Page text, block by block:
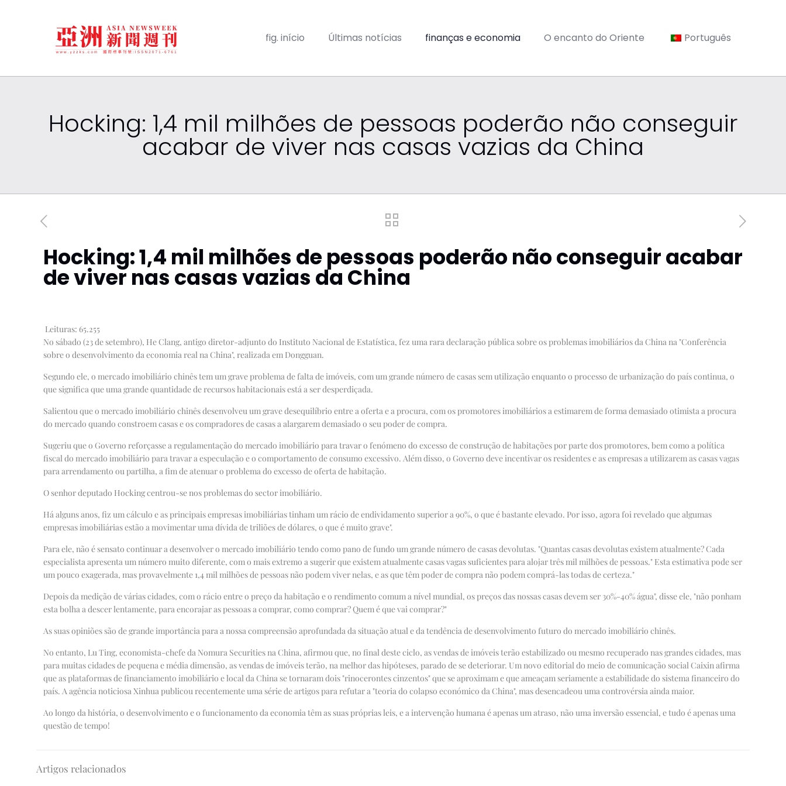
fig. início Últimas notícias finanças e economia O encanto do Oriente Português
Hocking: 1,4 mil milhões de pessoas poderão não conseguir
acabar de viver nas casas vazias da China
Hocking: 1,4 mil milhões de pessoas poderão não conseguir acabar
de viver nas casas vazias da China
Leituras: 65.255
No sábado (23 de setembro), He Clang, antigo diretor-adjunto do Instituto Nacional de Estatística, fez uma rara declaração pública sobre os problemas imobiliários da China na "Conferência
sobre o desenvolvimento da economia real na China", realizada em Dongguan.
Segundo ele, o mercado imobiliário chinês tem um grave problema de falta de imóveis, com um grande número de casas sem utilização enquanto o processo de urbanização do país continua, o
que significa que uma grande quantidade de recursos habitacionais está a ser desperdiçada.
Salientou que o mercado imobiliário chinês desenvolveu um grave desequilíbrio entre a oferta e a procura, com os promotores imobiliários a estimarem de forma demasiado otimista a procura
do mercado quando constroem casas e os compradores de casas a alargarem demasiado o seu poder de compra.
Sugeriu que o Governo reforçasse a regulamentação do mercado imobiliário para travar o fenómeno do excesso de construção de habitações por parte dos promotores, bem como a política
fiscal do mercado imobiliário para travar a especulação e o comportamento de consumo excessivo. Além disso, o Governo deve incentivar os residentes e as empresas a utilizarem as casas vagas
para arrendamento ou partilha, a fim de atenuar o problema do excesso de oferta de habitação.
O senhor deputado Hocking centrou-se nos problemas do sector imobiliário.
Há alguns anos, fiz um cálculo e as principais empresas imobiliárias tinham um rácio de endividamento superior a 90%, o que é bastante elevado. Por isso, agora foi revelado que algumas
empresas imobiliárias estão a movimentar uma dívida de triliões de dólares, o que é muito grave".
Para ele, não é sensato continuar a desenvolver o mercado imobiliário tendo como pano de fundo um grande número de casas devolutas. "Quantas casas devolutas existem atualmente? Cada
especialista apresenta um número muito diferente, com o mais extremo a sugerir que existem atualmente casas vagas suficientes para alojar três mil milhões de pessoas." Esta estimativa pode ser
um pouco exagerada, mas provavelmente 1,4 mil milhões de pessoas não podem viver nelas, e as que têm poder de compra não podem comprá-las todas de certeza."
Depois da medição de várias cidades, com o rácio entre o preço da habitação e o rendimento comum a nível mundial, os preços das nossas casas devem ser 30%-40% água", disse ele, "não ponham
esta bolha a descer lentamente, para encorajar as pessoas a comprar, como comprar? Quem é que vai comprar?"
As suas opiniões são de grande importância para a nossa compreensão aprofundada da situação atual e da tendência de desenvolvimento futuro do mercado imobiliário chinês.
No entanto, Lu Ting, economista-chefe da Nomura Securities na China, afirmou que, no final deste ciclo, as vendas de imóveis terão estabilizado ou mesmo recuperado nas grandes cidades, mas
para muitas cidades de pequena e média dimensão, as vendas de imóveis terão, na melhor das hipóteses, parado de se deteriorar. Um novo editorial do meio de comunicação social Caixin afirma
que as plataformas de financiamento imobiliário e local da China se tornaram dois "rinocerontes cinzentos" que se aproximam e que ameaçam seriamente a estabilidade do sistema financeiro do
país. A agência noticiosa Xinhua publicou recentemente uma série de artigos para refutar a "teoria do colapso económico da China", mas desencadeou uma controvérsia ainda maior.
Ao longo da história, o desenvolvimento e o funcionamento da economia têm as suas próprias leis, e a intervenção humana é apenas um atraso, não uma inversão essencial, e tudo é apenas uma
questão de tempo!
Artigos relacionados